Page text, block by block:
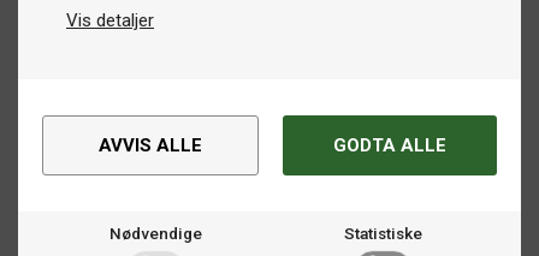
Vis detaljer
AVVIS ALLE GODTA ALLE
Nødvendige Statistiske